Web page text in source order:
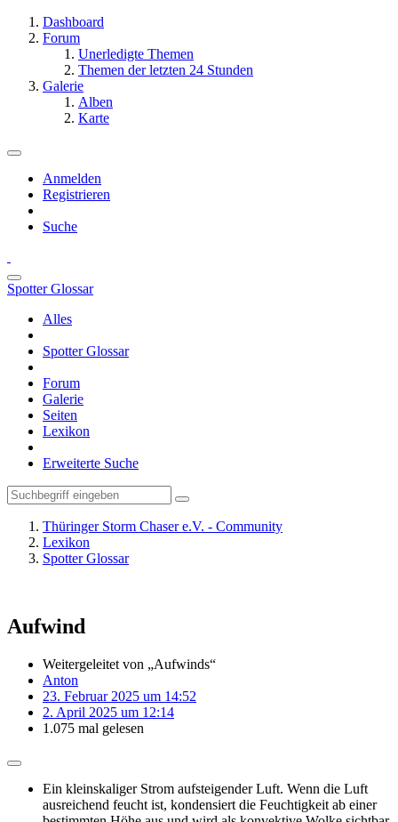
Dashboard
Forum
Unerledigte Themen
Themen der letzten 24 Stunden
Galerie
Alben
Karte
Anmelden
Registrieren
Suche
Spotter Glossar
Alles
Spotter Glossar
Forum
Galerie
Seiten
Lexikon
Erweiterte Suche
Thüringer Storm Chaser e.V. - Community
Lexikon
Spotter Glossar
Aufwind
Weitergeleitet von „Aufwinds“
Anton
23. Februar 2025 um 14:52
2. April 2025 um 12:14
1.075 mal gelesen
Ein kleinskaliger Strom aufsteigender Luft. Wenn die Luft
ausreichend feucht ist, kondensiert die Feuchtigkeit ab einer